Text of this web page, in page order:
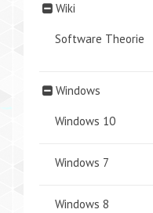
Wiki
Software Theorie
Windows
Windows 10
Windows 7
Windows 8